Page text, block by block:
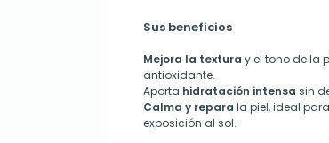
Sus beneficios
Mejora la textura y el tono de la
antioxidante.
Aporta hidratación intensa sin
Calma y repara la piel, ideal
exposición al sol.